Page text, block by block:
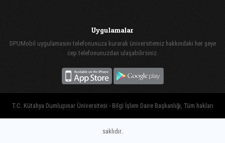
Uygulamalar
DPUMobil uygulamasını telefonunuza kurarak üniversitemiz hakkındaki her şeye
cep telefonunuzdan ulaşabilirsiniz.
T.C. Kütahya Dumlupınar Üniversitesi - Bilgi İşlem Daire Başkanlığı, Tüm hakları
saklıdır.